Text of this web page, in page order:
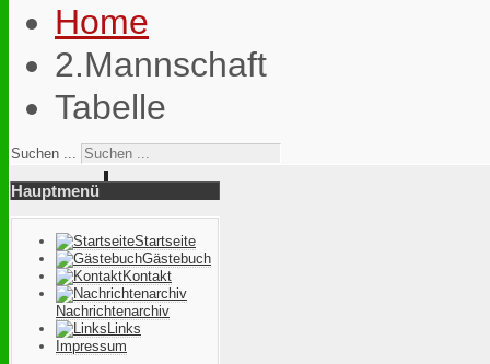
Home
2.Mannschaft
Tabelle
Suchen ...
Hauptmenü
Startseite
Gästebuch
Kontakt
Nachrichtenarchiv
Links
Impressum